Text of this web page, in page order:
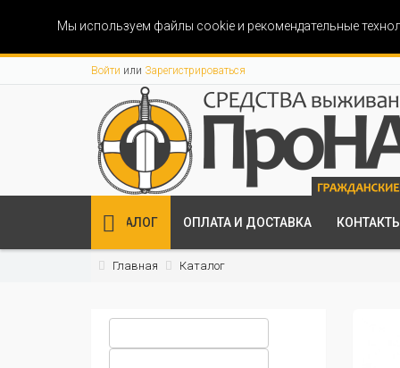
Мы используем файлы cookie и рекомендательные
Войти или Зарегистрироваться
КАТАЛОГ ОПЛАТА И ДОСТАВКА
Главная Каталог